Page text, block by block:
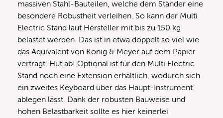
massiven Stahl-Bauteilen, welche dem Ständer eine
besondere Robustheit verleihen. So kann der Multi
Electric Stand laut Hersteller mit bis zu 150 kg
belastet werden. Das ist in etwa doppelt so viel wie
das Äquivalent von König & Meyer auf dem Papier
verträgt, Hut ab! Optional ist für den Multi Electric
Stand noch eine Extension erhältlich, wodurch sich
ein zweites Keyboard über das Haupt-Instrument
ablegen lässt. Dank der robusten Bauweise und
hohen Belastbarkeit sollte es hier keinerlei